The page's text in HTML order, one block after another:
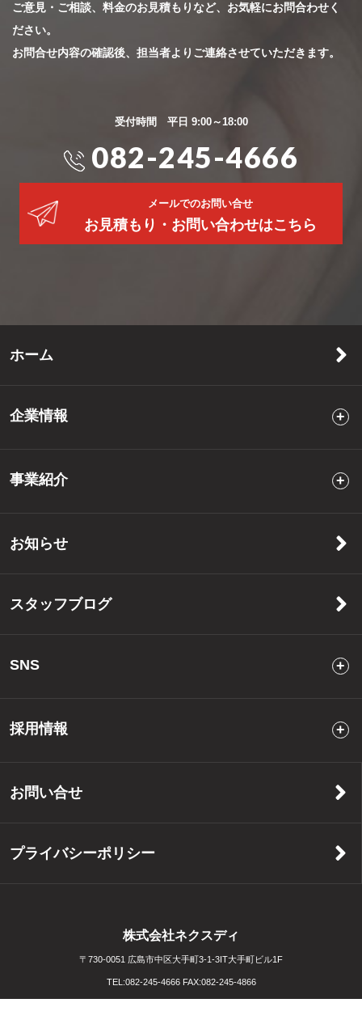
ご意見・ご相談、料金のお見積もりなど、お気軽にお問合わせく
ださい。
お問合せ内容の確認後、担当者よりご連絡させていただきます。
受付時間 平日 9:00～18:00
082-245-4666
メールでのお問い合せ
お見積もり・お問い合わせはこちら
ホーム
企業情報
事業紹介
お知らせ
スタッフブログ
SNS
採用情報
お問い合せ
プライバシーポリシー
株式会社ネクスディ
〒730-0051 広島市中区大手町3-1-3IT大手町ビル1F
TEL:082-245-4666FAX:082-245-4866